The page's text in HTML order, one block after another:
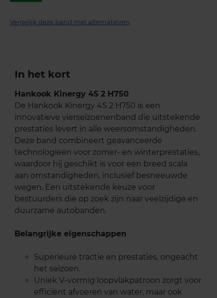
Vergelijk deze band met alternatieven
In het kort
Hankook Kinergy 4S 2 H750
De Hankook Kinergy 4S 2 H750 is een
innovatieve vierseizoenenband die uitstekende
prestaties levert in alle weersomstandigheden.
Deze band combineert geavanceerde
technologieën voor zomer- en winterprestaties,
waardoor hij geschikt is voor een breed scala
aan omstandigheden, inclusief besneeuwde
wegen. Een uitstekende keuze voor
bestuurders die op zoek zijn naar veelzijdige en
duurzame autobanden.
Belangrijke eigenschappen
Superieure tractie en prestaties, ongeacht
het seizoen.
Uniek V-vormig loopvlakpatroon zorgt voor
efficiënt afvoeren van water, maar ook